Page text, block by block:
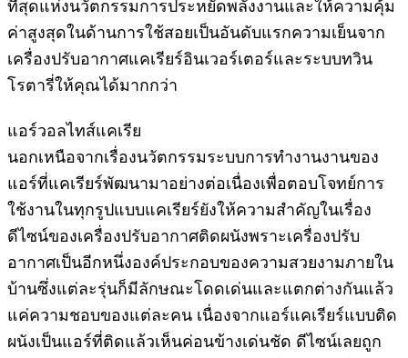
ที่สุดแห่งนวัตกรรมการประหยัดพลังงานและให้ความคุ้ม
ค่าสูงสุดในด้านการใช้สอยเป็นอันดับแรกความเย็นจาก
เครื่องปรับอากาศแคเรียร์อินเวอร์เตอร์และระบบทวิน
โรตารี่ให้คุณได้มากกว่า
แอร์วอลไทส์แคเรีย
นอกเหนือจากเรื่องนวัตกรรมระบบการทำงานงานของ
แอร์ที่แคเรียร์พัฒนามาอย่างต่อเนื่องเพื่อตอบโจทย์การ
ใช้งานในทุกรูปแบบแคเรียร์ยังให้ความสำคัญในเรื่อง
ดีไซน์ของเครื่องปรับอากาศติดผนังพราะเครื่องปรับ
อากาศเป็นอีกหนึ่งองค์ประกอบของความสวยงามภายใน
บ้านซึ่งแต่ละรุ่นก็มีลักษณะโดดเด่นและแตกต่างกันแล้ว
แค่ความชอบของแต่ละคน เนื่องจากแอร์แคเรียร์แบบติด
ผนังเป็นแอร์ที่ติดแล้วเห็นค่อนข้างเด่นชัด ดีไซน์เลยถูก